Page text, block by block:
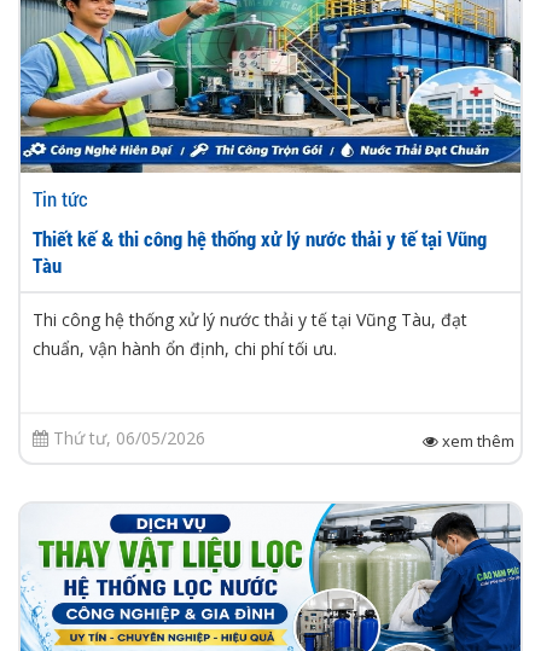
Tin tức
Thiết kế & thi công hệ thống xử lý nước thải y tế tại Vũng
Tàu
Thi công hệ thống xử lý nước thải y tế tại Vũng Tàu, đạt
chuẩn, vận hành ổn định, chi phí tối ưu.
Thứ tư, 06/05/2026 xem thêm